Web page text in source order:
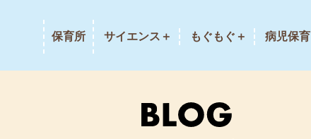
保育所 サイエンス＋ もぐもぐ＋ 病児保育